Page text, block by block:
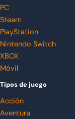
PC
Steam
PlayStation
Nintendo Switch
XBOX
Móvil
Tipos de juego
Acción
Aventura